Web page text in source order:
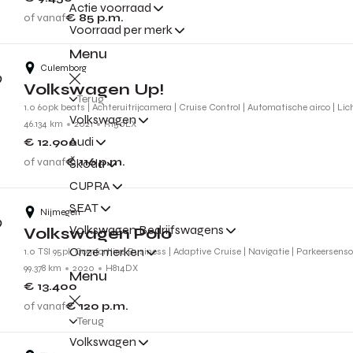
Actie voorraad
Voorraad per merk
Menu
Terug
Volkswagen
Audi
Škoda
CUPRA
SEAT
Volkswagen Bedrijfswagens
Onze merken
Menu
Terug
Volkswagen
of vanaf€ 85 p.m.
Culemborg
Volkswagen Up!
1.0 60pk beats | Achteruitrijcamera | Cruise Control | Automatische airco |
46.134 km
2021 R150LX
€ 12.900
of vanaf€ 116p.m.
Nijmegen
Volkswagen Polo
1.0 TSI 95pk Comfortline Business | Adaptive Cruise | Navigatie |
99.378 km
2020 H814DX
€ 13.400
of vanaf€ 120 p.m.